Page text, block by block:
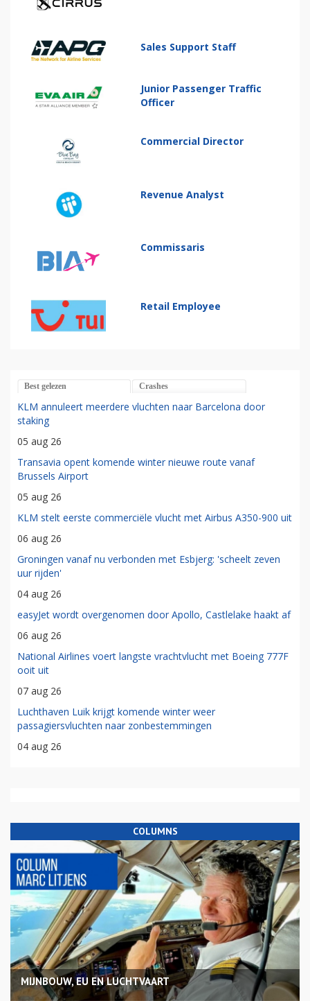
Sales Support Staff
Junior Passenger Traffic
Officer
Commercial Director
Revenue Analyst
Commissaris
Retail Employee
Best gelezen Crashes
KLM annuleert meerdere vluchten naar Barcelona door
staking
05 aug 26
Transavia opent komende winter nieuwe route vanaf
Brussels Airport
05 aug 26
KLM stelt eerste commerciële vlucht met Airbus A350-900 uit
06 aug 26
Groningen vanaf nu verbonden met Esbjerg: 'scheelt zeven
uur rijden'
04 aug 26
easyJet wordt overgenomen door Apollo, Castlelake haakt af
06 aug 26
National Airlines voert langste vrachtvlucht met Boeing 777F
ooit uit
07 aug 26
Luchthaven Luik krijgt komende winter weer
passagiersvluchten naar zonbestemmingen
04 aug 26
COLUMNS
MIJNBOUW, EU EN LUCHTVAART